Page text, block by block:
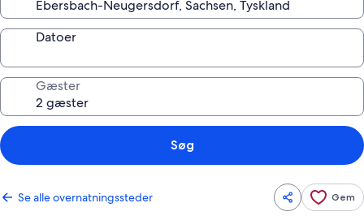
Datoer
Gæster
Søg
Se alle overnatningssteder Gem